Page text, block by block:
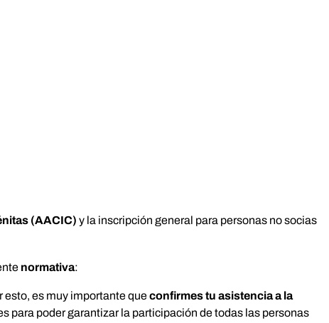
(AACIC) y la inscripción general para personas no socias
normativa:
esto, es muy importante queconfirmes tu asistencia a la
para poder garantizar la participación de todas las personas